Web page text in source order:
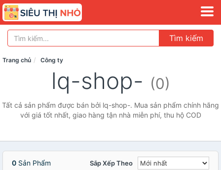
Tìm kiếm
Trang chủ Công ty
lq-shop- (0)
Tất cả sản phẩm được bán bởi lq-shop-. Mua sản phẩm chính hãng
với giá tốt nhất, giao hàng tận nhà miễn phí, thu hộ COD
0 Sản Phẩm Sắp Xếp Theo